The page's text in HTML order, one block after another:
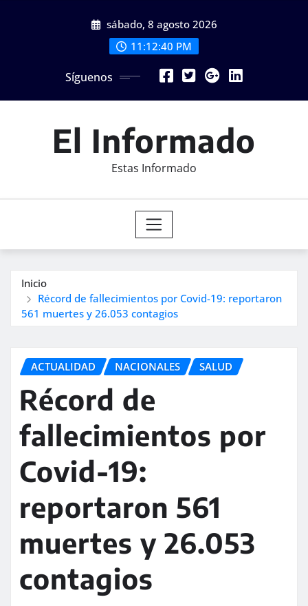
sábado, 8 agosto 2026
11:12:41 PM
Síguenos
El Informado
Estas Informado
Inicio
Récord de fallecimientos por Covid-19: reportaron
561 muertes y 26.053 contagios
ACTUALIDAD NACIONALES SALUD
Récord de
fallecimientos por
Covid-19:
reportaron 561
muertes y 26.053
contagios